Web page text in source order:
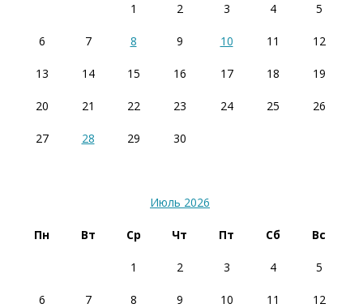
1 2 3 4 5
6 7 8 9 10 11 12
13 14 15 16 17 18 19
20 21 22 23 24 25 26
27 28 29 30
Июль 2026
Пн Вт Ср Чт Пт Сб Вс
1 2 3 4 5
6 7 8 9 10 11 12